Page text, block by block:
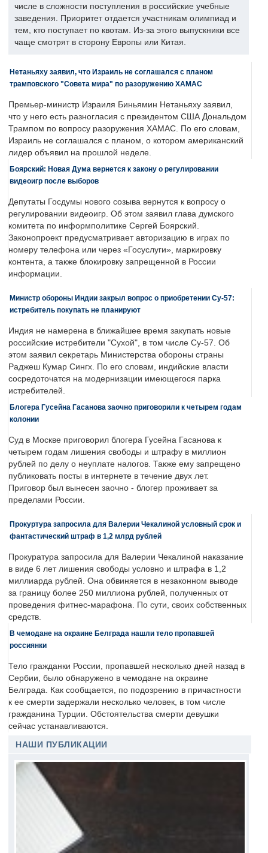
числе в сложности поступления в российские учебные
заведения. Приоритет отдается участникам олимпиад и
тем, кто поступает по квотам. Из-за этого выпускники все
чаще смотрят в сторону Европы или Китая.
Нетаньяху заявил, что Израиль не соглашался с планом
трамповского "Совета мира" по разоружению ХАМАС
Премьер-министр Израиля Биньямин Нетаньяху заявил,
что у него есть разногласия с президентом США Дональдом
Трампом по вопросу разоружения ХАМАС. По его словам,
Израиль не соглашался с планом, о котором американский
лидер объявил на прошлой неделе.
Боярский: Новая Дума вернется к закону о регулировании
видеоигр после выборов
Депутаты Госдумы нового созыва вернутся к вопросу о
регулировании видеоигр. Об этом заявил глава думского
комитета по информполитике Сергей Боярский.
Законопроект предусматривает авторизацию в играх по
номеру телефона или через «Госуслуги», маркировку
контента, а также блокировку запрещенной в России
информации.
Министр обороны Индии закрыл вопрос о приобретении Су-57:
истребитель покупать не планируют
Индия не намерена в ближайшее время закупать новые
российские истребители "Сухой", в том числе Су-57. Об
этом заявил секретарь Министерства обороны страны
Раджеш Кумар Сингх. По его словам, индийские власти
сосредоточатся на модернизации имеющегося парка
истребителей.
Блогера Гусейна Гасанова заочно приговорили к четырем годам
колонии
Суд в Москве приговорил блогера Гусейна Гасанова к
четырем годам лишения свободы и штрафу в миллион
рублей по делу о неуплате налогов. Также ему запрещено
публиковать посты в интернете в течение двух лет.
Приговор был вынесен заочно - блогер проживает за
пределами России.
Прокуртура запросила для Валерии Чекалиной условный срок и
фантастический штраф в 1,2 млрд рублей
Прокуратура запросила для Валерии Чекалиной наказание
в виде 6 лет лишения свободы условно и штрафа в 1,2
миллиарда рублей. Она обвиняется в незаконном выводе
за границу более 250 миллиона рублей, полученных от
проведения фитнес-марафона. По сути, своих собственных
средств.
В чемодане на окраине Белграда нашли тело пропавшей
россиянки
Тело гражданки России, пропавшей несколько дней назад в
Сербии, было обнаружено в чемодане на окраине
Белграда. Как сообщается, по подозрению в причастности
к ее смерти задержали несколько человек, в том числе
гражданина Турции. Обстоятельства смерти девушки
сейчас устанавливаются.
НАШИ ПУБЛИКАЦИИ